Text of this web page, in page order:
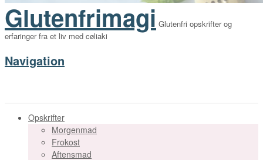
Glutenfrimagi Glutenfri opskrifter og
erfaringer fra et liv med cøliaki
Navigation
Opskrifter
Morgenmad
Frokost
Aftensmad